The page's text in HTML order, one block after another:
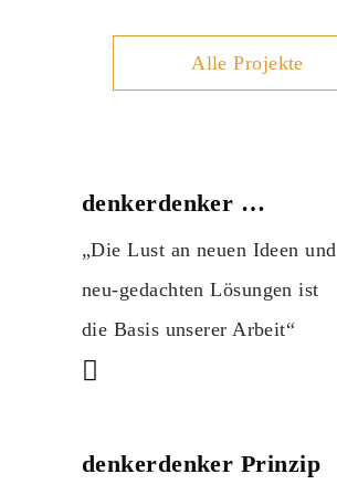
Alle Projekte
denkerdenker …
„Die Lust an neuen Ideen und
neu-gedachten Lösungen ist
die Basis unserer Arbeit“
denkerdenker Prinzip